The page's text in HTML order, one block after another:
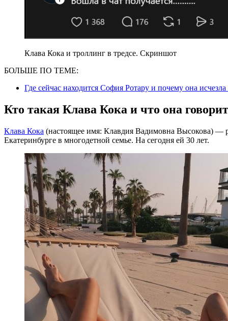
Клава Кока и троллинг в тредсе. Скриншот
БОЛЬШЕ ПО ТЕМЕ:
Где сейчас находится София Ротару и почему она
Кто такая Клава Кока и что она
Клава Кока (настоящее имя: Клавдия Вадимовна Высокова) —
Екатеринбурге в многодетной семье. На сегодня ей 30 лет.